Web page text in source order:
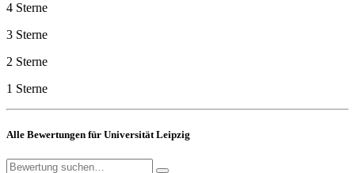
4 Sterne
3 Sterne
2 Sterne
1 Sterne
Alle Bewertungen für Universität Leipzig